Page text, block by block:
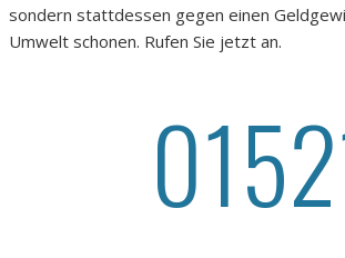
sondern stattdessen gegen einen
Umwelt schonen. Rufen Sie jetzt an.